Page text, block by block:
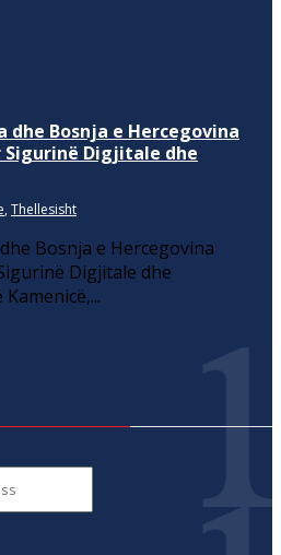
dhe Bosnja e Hercegovina
Digjitale dhe
, Thellesisht
Bosnja e Hercegovina
Digjitale dhe